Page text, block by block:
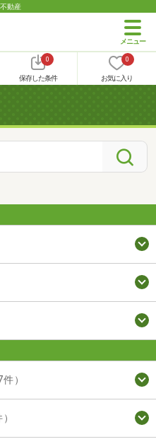
動産
0
保存した条件
0
お気に入り
）